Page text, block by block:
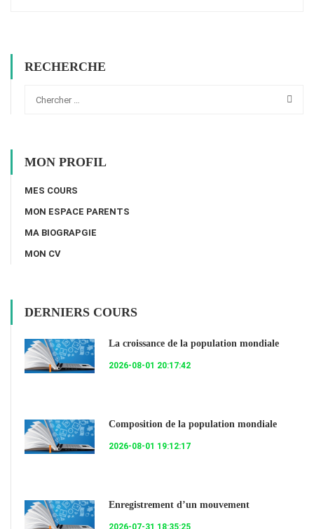
RECHERCHE
MON PROFIL
MES COURS
MON ESPACE PARENTS
MA BIOGRAPGIE
MON CV
DERNIERS COURS
La croissance de la population mondiale
2026-08-01 20:17:42
Composition de la population mondiale
2026-08-01 19:12:17
Enregistrement d’un mouvement